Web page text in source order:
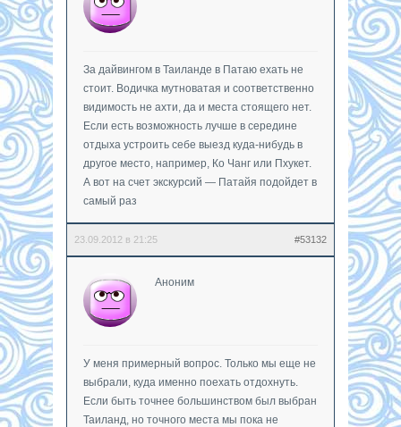
За дайвингом в Таиланде в Патаю ехать не
стоит. Водичка мутноватая и соответственно
видимость не ахти, да и места стоящего нет.
Если есть возможность лучше в середине
отдыха устроить себе выезд куда-нибудь в
другое место, например, Ко Чанг или Пхукет.
А вот на счет экскурсий — Патайя подойдет в
самый раз
23.09.2012 в 21:25 #53132
Аноним
У меня примерный вопрос. Только мы еще не
выбрали, куда именно поехать отдохнуть.
Если быть точнее большинством был выбран
Таиланд, но точного места мы пока не